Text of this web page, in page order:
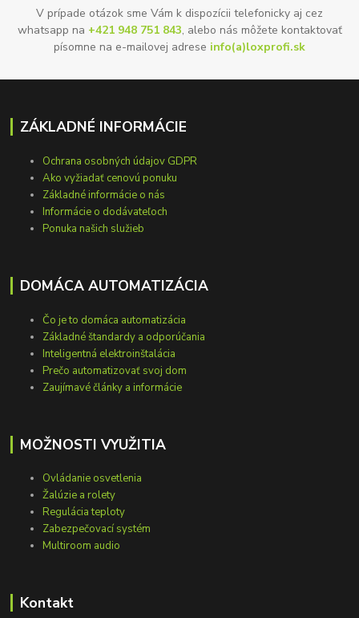
V prípade otázok sme Vám k dispozícii telefonicky aj cez
whatsapp na +421 948 751 843, alebo nás môžete kontaktovať
písomne na e-mailovej adrese info(a)loxprofi.sk
ZÁKLADNÉ INFORMÁCIE
Ochrana osobných údajov GDPR
Ako vyžiadať cenovú ponuku
Základné informácie o nás
Informácie o dodávateľoch
Ponuka našich služieb
DOMÁCA AUTOMATIZÁCIA
Čo je to domáca automatizácia
Základné štandardy a odporúčania
Inteligentná elektroinštalácia
Prečo automatizovať svoj dom
Zaujímavé články a informácie
MOŽNOSTI VYUŽITIA
Ovládanie osvetlenia
Žalúzie a rolety
Regulácia teploty
Zabezpečovací systém
Multiroom audio
Kontakt